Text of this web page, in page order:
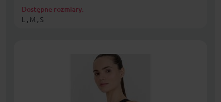
Dostępne rozmiary:
L , M , S